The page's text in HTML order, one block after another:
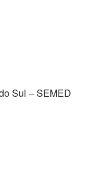
Sul – SEMED